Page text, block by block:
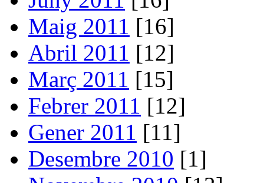
Maig 2011 [16]
Abril 2011 [12]
Març 2011 [15]
Febrer 2011 [12]
Gener 2011 [11]
Desembre 2010 [1]